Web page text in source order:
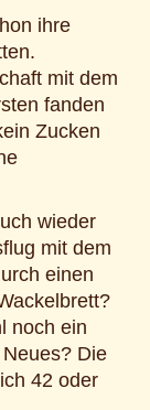
ihre
mit dem
fanden
Zucken
wieder
mit dem
einen
noch ein
Die
42 oder